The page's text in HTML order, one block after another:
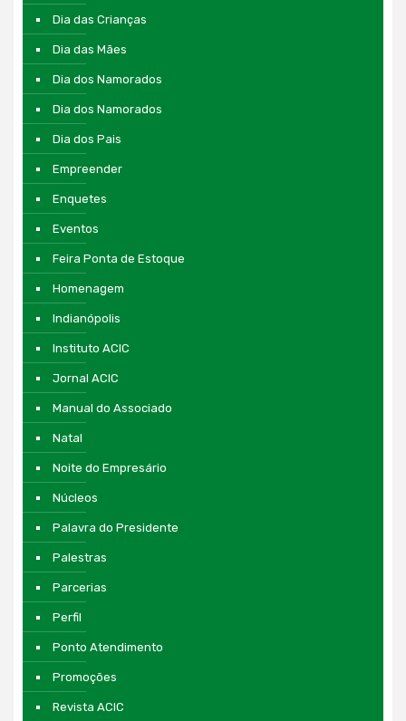
Dia das Crianças
Dia das Mães
Dia dos Namorados
Dia dos Namorados
Dia dos Pais
Empreender
Enquetes
Eventos
Feira Ponta de Estoque
Homenagem
Indianópolis
Instituto ACIC
Jornal ACIC
Manual do Associado
Natal
Noite do Empresário
Núcleos
Palavra do Presidente
Palestras
Parcerias
Perfil
Ponto Atendimento
Promoções
Revista ACIC